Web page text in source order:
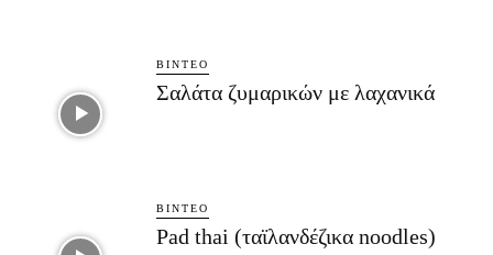
ΒΊΝΤΕΟ
Σαλάτα ζυμαρικών με λαχανικά
ΒΊΝΤΕΟ
Pad thai (ταϊλανδέζικα noodles)